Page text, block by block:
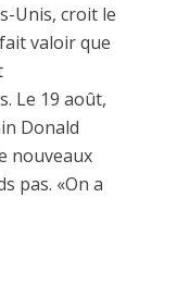
Unis, croit le
valoir que
Le 19 août,
Donald
nouveaux
pas. «On a